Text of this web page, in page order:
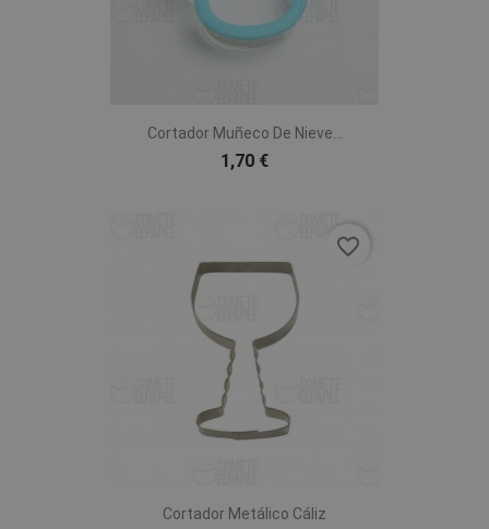
Cortador Muñeco De Nieve...
1,70 €
Cortador Metálico Cáliz
favorite_border